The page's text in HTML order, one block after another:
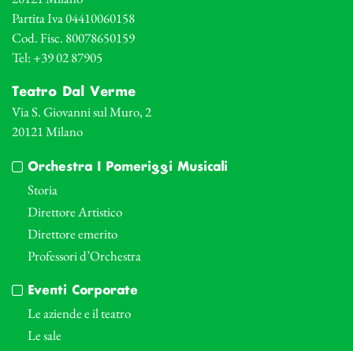
Partita Iva 04410060158
Cod. Fisc. 80078650159
Tel: +39 02 87905
Teatro Dal Verme
Via S. Giovanni sul Muro, 2
20121 Milano
Orchestra I Pomeriggi Musicali
Storia
Direttore Artistico
Direttore emerito
Professori d’Orchestra
Eventi Corporate
Le aziende e il teatro
Le sale